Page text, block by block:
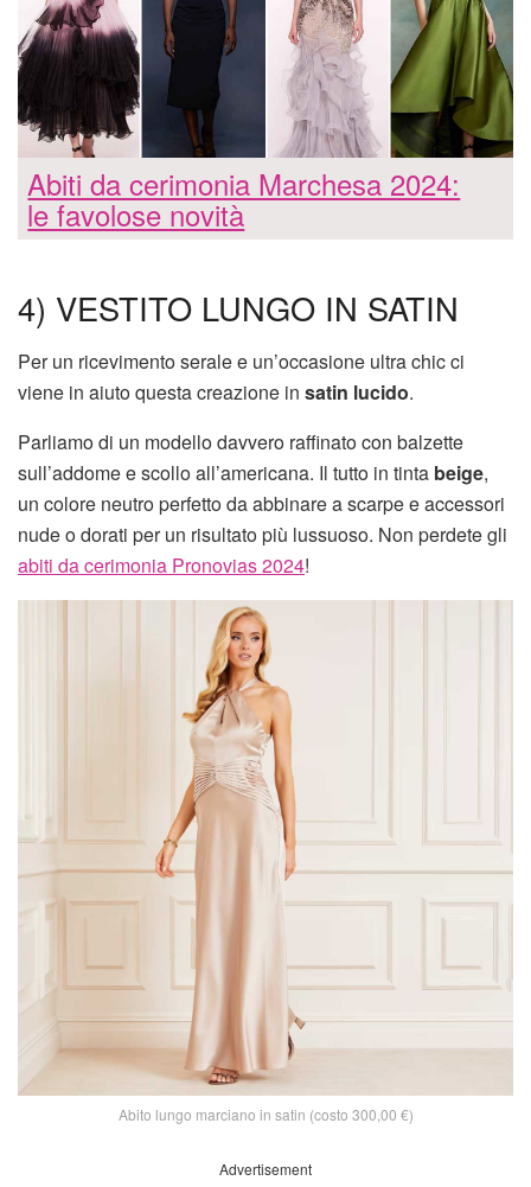
Abiti da cerimonia Marchesa 2024:
le favolose novità
4) VESTITO LUNGO IN SATIN
Per un ricevimento serale e un’occasione ultra chic ci
viene in aiuto questa creazione in satin lucido.
Parliamo di un modello davvero raffinato con balzette
sull’addome e scollo all’americana. Il tutto in tinta beige,
un colore neutro perfetto da abbinare a scarpe e accessori
nude o dorati per un risultato più lussuoso. Non perdete gli
abiti da cerimonia Pronovias 2024!
Abito lungo marciano in satin (costo 300,00 €)
Advertisement